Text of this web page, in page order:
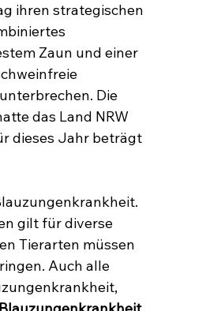
ihren strategischen
Zaun und einer
Die
das Land NRW
dieses Jahr beträgt
gilt für diverse
Tierarten müssen
Auch alle